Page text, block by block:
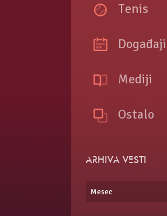
Tenis
Događaji
Mediji
Ostalo
ARHIVA VESTI
Mesec